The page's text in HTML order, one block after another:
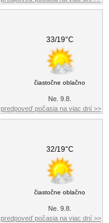
33/19°C
čiastočne oblačno
Ne. 9.8.
predpoveď počasia na viac dní >>
32/19°C
čiastočne oblačno
Ne. 9.8.
predpoveď počasia na viac dní >>